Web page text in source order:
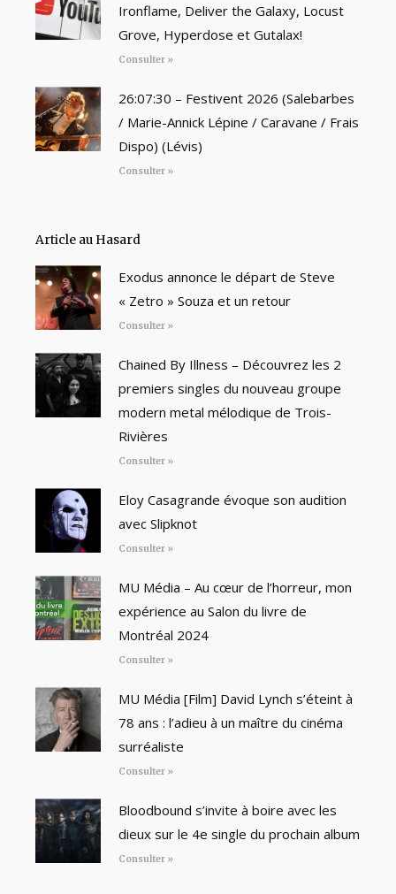
Ironflame, Deliver the Galaxy, Locust
Grove, Hyperdose et Gutalax!
Consulter »
26:07:30 – Festivent 2026 (Salebarbes
/ Marie-Annick Lépine / Caravane / Frais
Dispo) (Lévis)
Consulter »
Article au Hasard
Exodus annonce le départ de Steve
« Zetro » Souza et un retour
Consulter »
Chained By Illness – Découvrez les 2
premiers singles du nouveau groupe
modern metal mélodique de Trois-
Rivières
Consulter »
Eloy Casagrande évoque son audition
avec Slipknot
Consulter »
MU Média – Au cœur de l’horreur, mon
expérience au Salon du livre de
Montréal 2024
Consulter »
MU Média [Film] David Lynch s’éteint à
78 ans : l’adieu à un maître du cinéma
surréaliste
Consulter »
Bloodbound s’invite à boire avec les
dieux sur le 4e single du prochain album
Consulter »